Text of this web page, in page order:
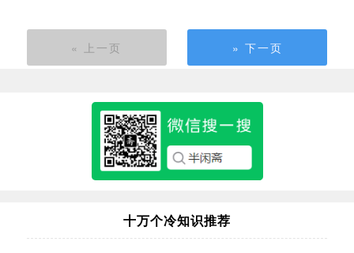
« 上一页 » 下一页
十万个冷知识推荐